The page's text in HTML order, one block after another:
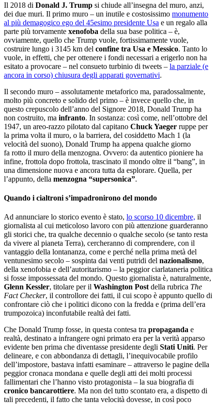
Il 2018 di Donald J. Trump si chiude all’insegna del muro, anzi,
dei due muri. Il primo muro – un inutile e costosissimo monumento
al più demagogico ego del 45esimo presidente Usa e un regalo alla
parte più torvamente xenofoba della sua base politica – è,
ovviamente, quello che Trump vuole, fortissimamente vuole,
costruire lungo i 3145 km del confine tra Usa e Messico. Tanto lo
vuole, in effetti, che per ottenere i fondi necessari a erigerlo non ha
esitato a provocare – nel consueto turbinio di tweets – la parziale (e
ancora in corso) chiusura degli apparati governativi.
Il secondo muro – assolutamente metaforico ma, paradossalmente,
molto più concreto e solido del primo – è invece quello che, in
questo crepuscolo dell’anno del Signore 2018, Donald Trump ha
non costruito, ma infranto. In sostanza: così come, nell’ottobre del
1947, un areo-razzo pilotato dal capitano Chuck Yaeger ruppe per
la prima volta il muro, o la barriera, del cosiddetto Mach 1 (la
velocità del suono), Donald Trump ha appena qualche giorno
fa rotto il muro della menzogna. Ovvero: da autentico pioniere ha
infine, frottola dopo frottola, trascinato il mondo oltre il “bang”, in
una dimensione nuova e ancora tutta da esplorare. Quella, per
l’appunto, della menzogna “supersonica”.
Quando i cialtroni s’impadronirono del mondo
Ad annunciare lo storico evento è stato, lo scorso 10 dicembre, il
giornalista al cui meticoloso lavoro con più attenzione guarderanno
gli storici che, tra qualche decennio o qualche secolo (se tanto resta
da vivere al pianeta Terra), cercheranno di comprendere, con il
vantaggio della lontananza, come e perché nella prima metà del
ventunesimo secolo – sospinta dai venti putridi del nazionalismo,
della xenofobia e dell’autoritarismo – la peggior ciarlataneria politica
si fosse impossessata del mondo. Questo giornalista è, naturalmente,
Glenn Kessler, titolare per il Washington Post della rubrica The
Fact Checker, il controllore dei fatti, il cui scopo è appunto quello di
confrontare ciò che i politici dicono con la fredda e (prima dell’era
trumpozoica) inconfutabile realtà dei fatti.
Che Donald Trump fosse, in questa contesa tra propaganda e
realtà, destinato a infrangere ogni primato era per la verità apparso
evidente ben prima che diventasse presidente degli Stati Uniti. Per
delineare, e con abbondanza di dettagli, l’inequivocabile profilo
dell’impostore, bastava infatti esaminare – attraverso le pagine della
peggior cronaca mondana e quelle degli atti dei molti processi
fallimentari che l’hanno visto protagonista – la sua biografia di
cronico bancarottiere. Ma non del tutto scontato era, a dispetto di
tali precedenti, il fatto che tanta velocità dovesse, in così poco